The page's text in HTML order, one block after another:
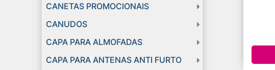
CANETAS PROMOCIONAIS
CANUDOS
CAPA PARA ALMOFADAS
CAPA PARA ANTENAS ANTI FURTO